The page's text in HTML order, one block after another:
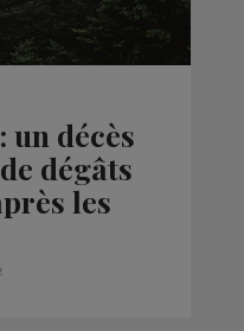
un décès
dégâts
les